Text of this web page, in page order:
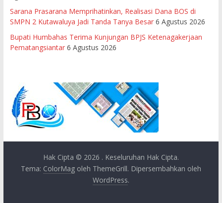
Sarana Prasarana Memprihatinkan, Realisasi Dana BOS di
SMPN 2 Kutawaluya Jadi Tanda Tanya Besar 6 Agustus 2026
Bupati Humbahas Terima Kunjungan BPJS Ketenagakerjaan
Pematangsiantar 6 Agustus 2026
Hak Cipta © 2026 . Keseluruhan Hak Cipta.
Tema: ColorMagoleh ThemeGrill. Dipersembahkan oleh
WordPress.